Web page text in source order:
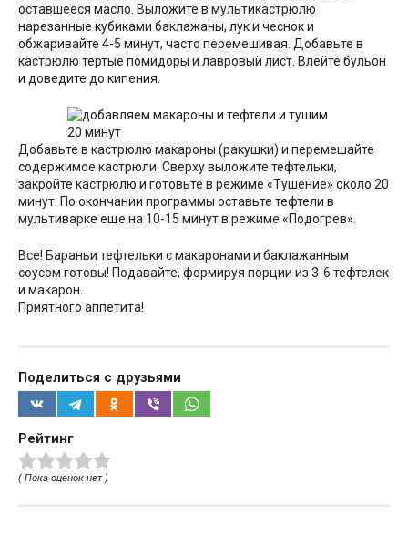
оставшееся масло. Выложите в мультикастрюлю
нарезанные кубиками баклажаны, лук и чеснок и
обжаривайте 4-5 минут, часто перемешивая. Добавьте в
кастрюлю тертые помидоры и лавровый лист. Влейте бульон
и доведите до кипения.
Добавьте в кастрюлю макароны (ракушки) и перемешайте
содержимое кастрюли. Сверху выложите тефтельки,
закройте кастрюлю и готовьте в режиме «Тушение» около 20
минут. По окончании программы оставьте тефтели в
мультиварке еще на 10-15 минут в режиме «Подогрев».
Все! Бараньи тефтельки с макаронами и баклажанным
соусом готовы! Подавайте, формируя порции из 3-6 тефтелек
и макарон.
Приятного аппетита!
Поделиться с друзьями
Рейтинг
( Пока оценок нет )